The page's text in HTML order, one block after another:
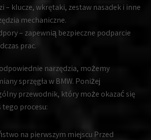
– klucze, wkrętaki, zestaw nasadek i inne
mechaniczne.
– zapewnią bezpieczne podparcie
prac.
narzędzia, możemy
sprzęgła w BMW. Poniżej
przewodnik, który może okazać się
tego procesu:
na pierwszym miejscu Przed